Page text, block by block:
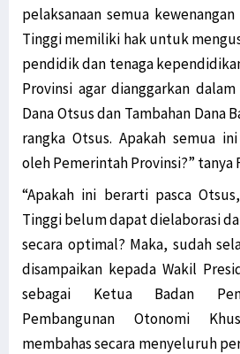
pelaksanaan semua
Tinggi memiliki hak untuk
pendidik dan tenaga
Provinsi agar dianggarkan
Dana Otsus dan Tambahan Dana
rangka Otsus. Apakah semua
oleh Pemerintah Provinsi?” tanya
“Apakah ini berarti pasca
Tinggi belum dapat dielaborasi
secara optimal? Maka, sudah
disampaikan kepada Wakil
sebagai Ketua Badan
Pembangunan Otonomi
membahas secara menyeluruh